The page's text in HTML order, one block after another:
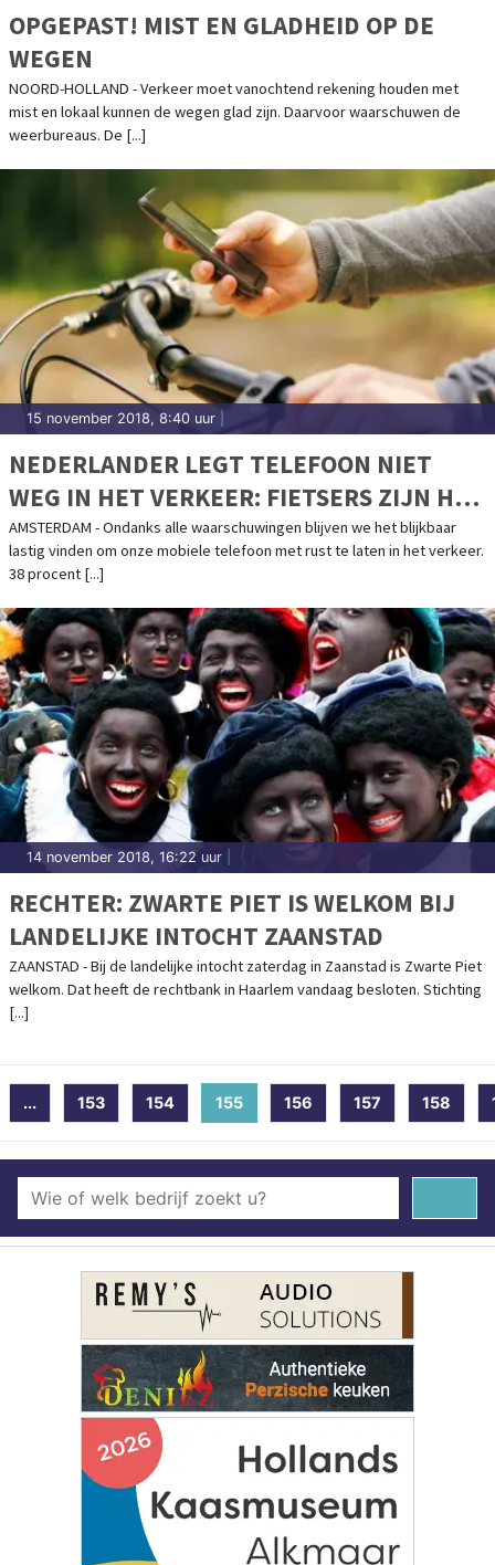
OPGEPAST! MIST EN GLADHEID OP DE
WEGEN
NOORD-HOLLAND - Verkeer moet vanochtend rekening houden met
mist en lokaal kunnen de wegen glad zijn. Daarvoor waarschuwen de
weerbureaus. De [...]
15 november 2018, 8:40 uur
NEDERLANDER LEGT TELEFOON NIET
WEG IN HET VERKEER: FIETSERS ZIJN HET
ERGST
AMSTERDAM - Ondanks alle waarschuwingen blijven we het blijkbaar
lastig vinden om onze mobiele telefoon met rust te laten in het verkeer.
38 procent [...]
14 november 2018, 16:22 uur
RECHTER: ZWARTE PIET IS WELKOM BIJ
LANDELIJKE INTOCHT ZAANSTAD
ZAANSTAD - Bij de landelijke intocht zaterdag in Zaanstad is Zwarte Piet
welkom. Dat heeft de rechtbank in Haarlem vandaag besloten. Stichting
[...]
... 153 154 155 (current)
156 157 158